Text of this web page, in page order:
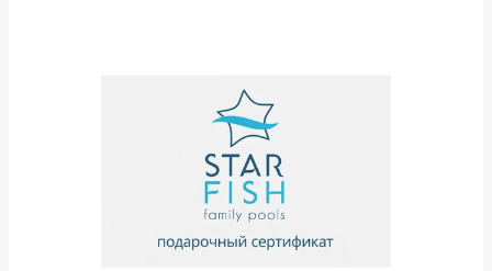
Флоатинг STARFISH
3 500 ₽
Добавить в вишлист